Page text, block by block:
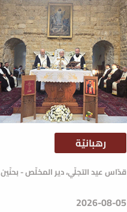
رهبانيّة
قدّاس عيد التجلّي، دير المخلّص - بحنّين
2026-08-05